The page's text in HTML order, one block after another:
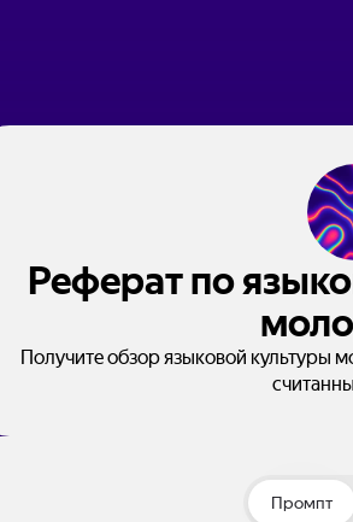
Реферат по
Получите обзор языковой культуры
Промпт